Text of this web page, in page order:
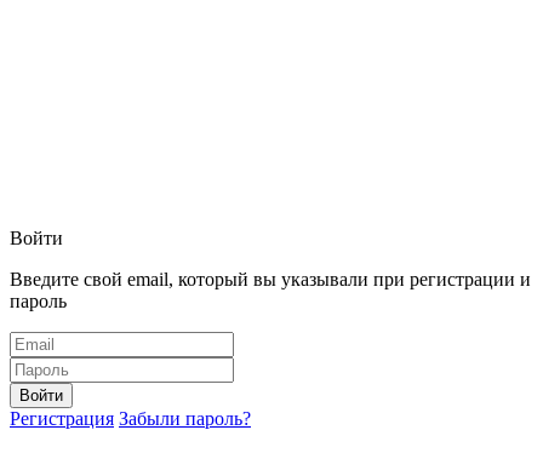
Войти
Введите свой email, который вы указывали при регистрации и
пароль
Войти
Регистрация Забыли пароль?